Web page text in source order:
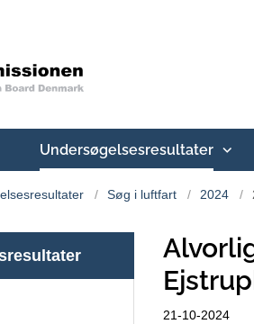
Undersøgelsesresultater
Søg i luftfart 2024
21-10-2024